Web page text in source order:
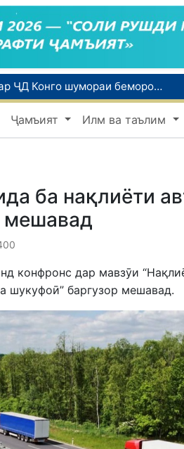
Эбола аз назорат берун мешавад: дар ҶД Конго шумораи беморон дар як ҳафта ду баробар афзуд, СУТ бонги хатар мезанад
Дар моҳи июл дар Ӯзбекистон нархи маҳсулоти озуқаворӣ коҳиш ёфт, аммо баъзе молу хидматрасониҳо гарон шуданд
Дар Сенат тадбирҳои беҳтар намудани мавқеи Ӯзбекистон дар рейтингҳо ва индексҳои байналмилалӣ баррасӣ шуданд
Ҷамъият Илм ва таълим
ба нақлиёти
мешавад
конфронс дар мавзӯи
шукуфоӣ” баргузор мешавад.